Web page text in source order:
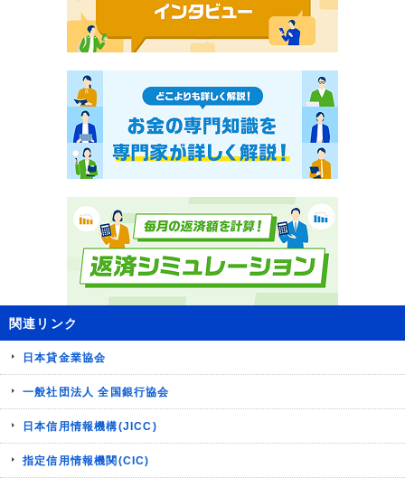
関連リンク
日本貸金業協会
一般社団法人 全国銀行協会
日本信用情報機構(JICC)
指定信用情報機関(CIC)